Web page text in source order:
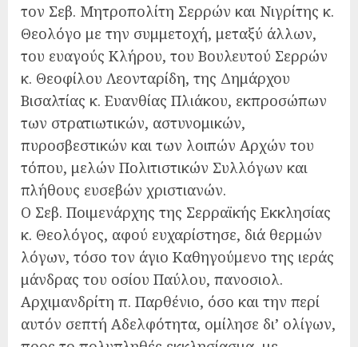
τον Σεβ. Μητροπολίτη Σερρών και Νιγρίτης κ.
Θεολόγο με την συμμετοχή, μεταξύ άλλων,
του ευαγούς Κλήρου, του Βουλευτού Σερρών
κ. Θεοφίλου Λεονταρίδη, της Δημάρχου
Βισαλτίας κ. Ευανθίας Πλιάκου, εκπροσώπων
των στρατιωτικών, αστυνομικών,
πυροσβεστικών και των λοιπών Αρχών του
τόπου, μελών Πολιτιστικών Συλλόγων και
πλήθους ευσεβών χριστιανών.
Ο Σεβ. Ποιμενάρχης της Σερραϊκής Εκκλησίας
κ. Θεολόγος, αφού ευχαρίστησε, διά θερμών
λόγων, τόσο τον άγιο Καθηγούμενο της ιεράς
μάνδρας του οσίου Παύλου, πανοσιολ.
Αρχιμανδρίτη π. Παρθένιο, όσο και την περί
αυτόν σεπτή Αδελφότητα, ομίλησε δι’ ολίγων,